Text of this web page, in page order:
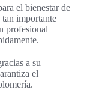
el bienestar de
importante
profesional
a su
el